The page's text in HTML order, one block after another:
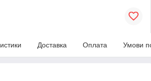
Доставка Оплата Умови